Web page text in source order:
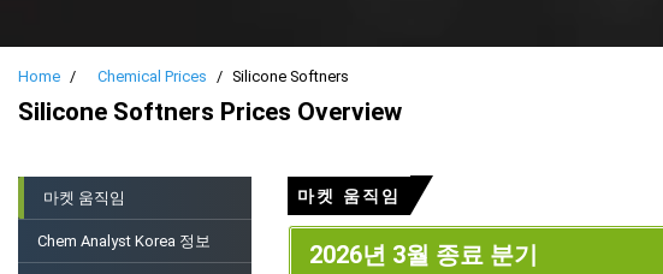
Home Chemical Prices Silicone Softners
Silicone Softners Prices Overview
마켓 움직임
Chem Analyst Korea 정보
마켓 움직임
2026년 3월 종료 분기